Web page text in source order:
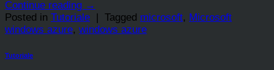
Continue reading →
Posted in Tutoriale | Tagged microsoft, Microsoft
windows azure, windows azure
Tutoriale